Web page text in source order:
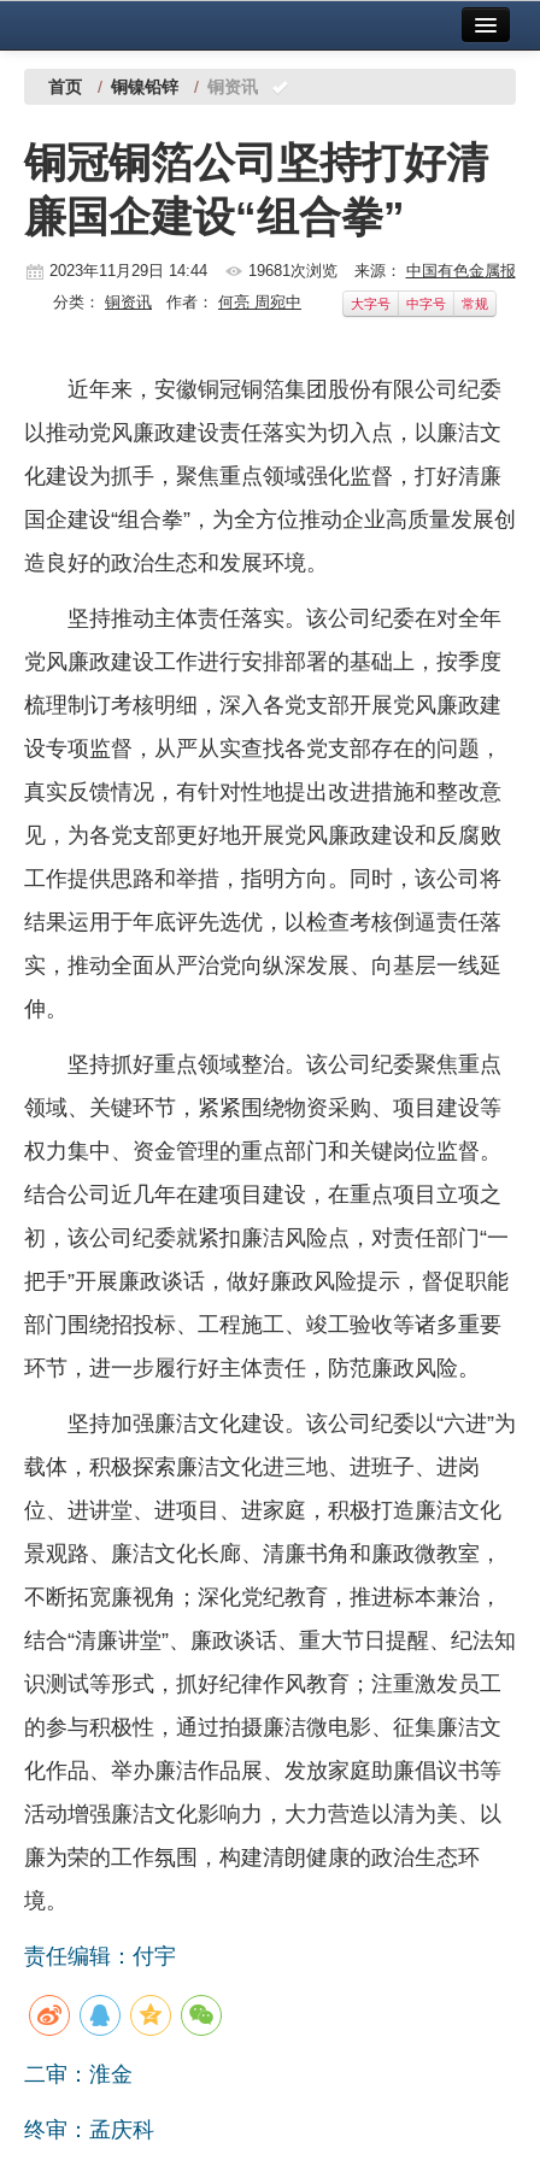
中国有色金属报社主办 广告服务
铜镍铅锌
铝
稀有稀土
镁钛
地矿 建设
党建工作
企业文化
《资源再生》杂志
行情报价
首页 / 铜镍铅锌 / 铜资讯
铜冠铜箔公司坚持打好清
廉国企建设“组合拳”
2023年11月29日 14:44 19681次浏览 来源： 中国有色金属报
分类： 铜资讯 作者： 何亮 周宛中 大字号 中字号 常规
近年来，安徽铜冠铜箔集团股份有限公司纪委
以推动党风廉政建设责任落实为切入点，以廉洁文
化建设为抓手，聚焦重点领域强化监督，打好清廉
国企建设“组合拳”，为全方位推动企业高质量发展创
造良好的政治生态和发展环境。
坚持推动主体责任落实。该公司纪委在对全年
党风廉政建设工作进行安排部署的基础上，按季度
梳理制订考核明细，深入各党支部开展党风廉政建
设专项监督，从严从实查找各党支部存在的问题，
真实反馈情况，有针对性地提出改进措施和整改意
见，为各党支部更好地开展党风廉政建设和反腐败
工作提供思路和举措，指明方向。同时，该公司将
结果运用于年底评先选优，以检查考核倒逼责任落
实，推动全面从严治党向纵深发展、向基层一线延
伸。
坚持抓好重点领域整治。该公司纪委聚焦重点
领域、关键环节，紧紧围绕物资采购、项目建设等
权力集中、资金管理的重点部门和关键岗位监督。
结合公司近几年在建项目建设，在重点项目立项之
初，该公司纪委就紧扣廉洁风险点，对责任部门“一
把手”开展廉政谈话，做好廉政风险提示，督促职能
部门围绕招投标、工程施工、竣工验收等诸多重要
环节，进一步履行好主体责任，防范廉政风险。
坚持加强廉洁文化建设。该公司纪委以“六进”为
载体，积极探索廉洁文化进三地、进班子、进岗
位、进讲堂、进项目、进家庭，积极打造廉洁文化
景观路、廉洁文化长廊、清廉书角和廉政微教室，
不断拓宽廉视角；深化党纪教育，推进标本兼治，
结合“清廉讲堂”、廉政谈话、重大节日提醒、纪法知
识测试等形式，抓好纪律作风教育；注重激发员工
的参与积极性，通过拍摄廉洁微电影、征集廉洁文
化作品、举办廉洁作品展、发放家庭助廉倡议书等
活动增强廉洁文化影响力，大力营造以清为美、以
廉为荣的工作氛围，构建清朗健康的政治生态环
境。
责任编辑：付宇
二审：淮金
终审：孟庆科